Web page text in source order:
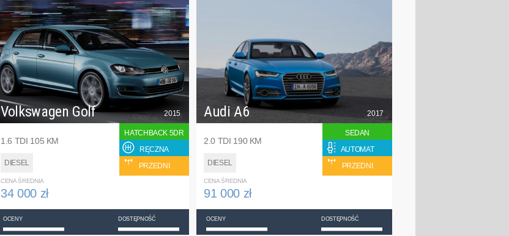
Volkswagen Golf
1.6 TDI 105 KM
DIESEL
2015
HATCHBACK 5DR
RĘCZNA
PRZEDNI
CENA ŚREDNIA
34 000 zł
OCENY DOSTĘPNOŚĆ
Audi A6
2.0 TDI 190 KM
DIESEL
2017
SEDAN
AUTOMAT
PRZEDNI
CENA ŚREDNIA
91 000 zł
OCENY DOSTĘPNOŚĆ